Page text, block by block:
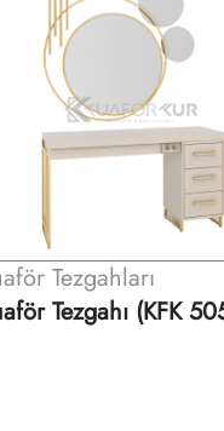
Tezgahları
Yönlü Bayan Kuaför